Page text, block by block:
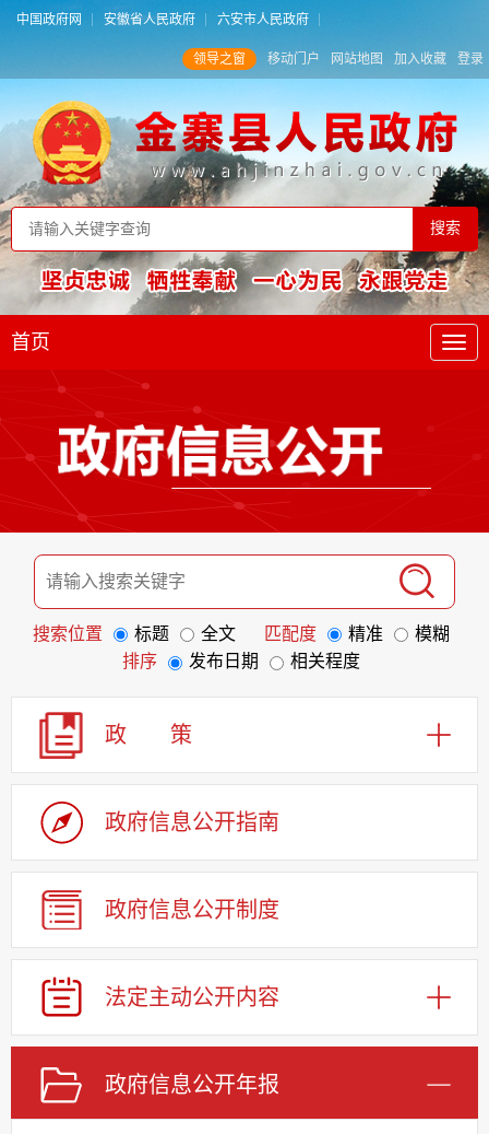
中国政府网 安徽省人民政府 六安市人民政府
领导之窗 移动门户 网站地图 加入收藏 登录
首页
搜索位置 标题 全文 匹配度 精准
模糊
排序
发布日期 相关程度
政 策
政府信息公开指南
政府信息公开制度
法定主动公开内容
政府信息公开年报